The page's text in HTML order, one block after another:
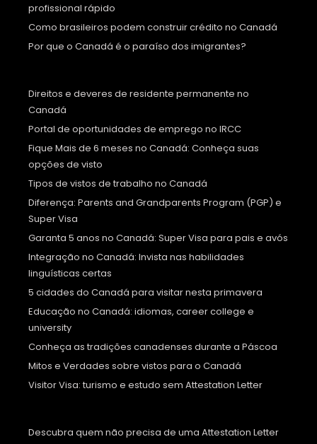
profissional rápido
Como brasileiros podem construir crédito no Canadá
Por que o Canadá é o paraíso dos imigrantes?
Direitos e deveres de residente permanente no
Canadá
Portal de oportunidades de emprego no IRCC
Fique Mais de 6 meses no Canadá: Conheça suas
opções de visto
Tipos de vistos de trabalho no Canadá
Diferença: Parents and Grandparents Program (PGP) e
Super Visa
Garanta 5 anos no Canadá: Super Visa para pais e avós
Integração no Canadá: Invista nas habilidades
linguísticas certas
5 cidades do Canadá para visitar nesta primavera
Educação no Canadá: idiomas, career college e
university
Conheça as tradições canadenses durante a Páscoa
Mitos e Verdades sobre vistos para o Canadá
Visitor Visa: turismo e estudo sem Attestation Letter
Descubra quem não precisa de uma Attestation Letter